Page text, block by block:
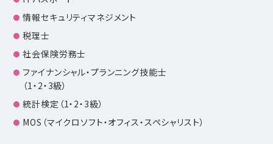
情報セキュリティマネジメント
税理士
社会保険労務士
ファイナンシャル・プランニング技能士
（1・2・3級）
統計検定（1・2・3級）
MOS（マイクロソフト・オフィス・スペシャリスト）